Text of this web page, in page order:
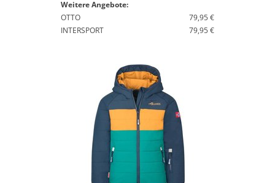
Weitere Angebote:
OTTO
79,95 €
INTERSPORT
79,95 €